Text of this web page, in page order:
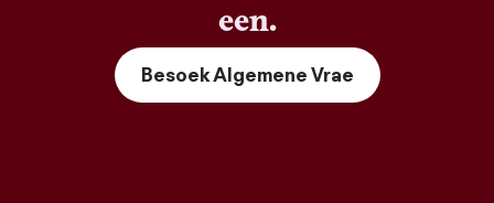
een.
Besoek Algemene Vrae